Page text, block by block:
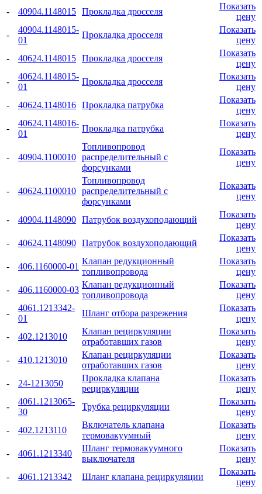
-
40904.1148015 Прокладка дросселя
Показать
цену
-
40904.1148015-
01
Прокладка дросселя
Показать
цену
-
40624.1148015 Прокладка дросселя
Показать
цену
-
40624.1148015-
01
Прокладка дросселя
Показать
цену
-
40624.1148016 Прокладка патрубка
Показать
цену
-
40624.1148016-
01
Прокладка патрубка
Показать
цену
- 40904.1100010
Топливопровод
распределительный с
форсунками
Показать
цену
- 40624.1100010
Топливопровод
распределительный с
форсунками
Показать
цену
- 40904.1148090 Патрубок воздухоподающий
Показать
цену
-
40624.1148090 Патрубок воздухоподающий
Показать
цену
-
406.1160000-01
Клапан редукционный
топливопровода
Показать
цену
-
406.1160000-03
Клапан редукционный
топливопровода
Показать
цену
-
4061.1213342-
01
Шланг отбора разрежения
Показать
цену
-
402.1213010
Клапан рециркуляции
отработавших газов
Показать
цену
-
410.1213010
Клапан рециркуляции
отработавших газов
Показать
цену
-
24-1213050
Прокладка клапана
рециркуляции
Показать
цену
-
4061.1213065-
30
Трубка рециркуляции
Показать
цену
-
402.1213110
Включатель клапана
термовакуумный
Показать
цену
-
4061.1213340
Шланг термовакуумного
выключателя
Показать
цену
-
4061.1213342 Шланг клапана рециркуляции
Показать
цену